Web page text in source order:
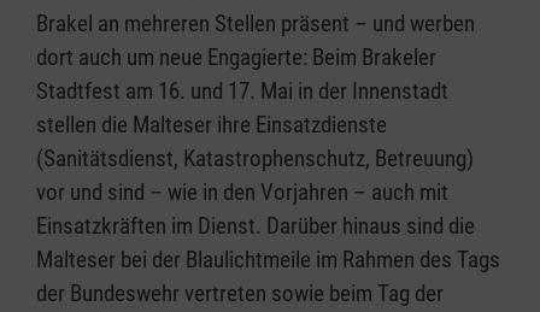
Brakel an mehreren Stellen präsent – und werben
dort auch um neue Engagierte: Beim Brakeler
Stadtfest am 16. und 17. Mai in der Innenstadt
stellen die Malteser ihre Einsatzdienste
(Sanitätsdienst, Katastrophenschutz, Betreuung)
vor und sind – wie in den Vorjahren – auch mit
Einsatzkräften im Dienst. Darüber hinaus sind die
Malteser bei der Blaulichtmeile im Rahmen des Tags
der Bundeswehr vertreten sowie beim Tag der